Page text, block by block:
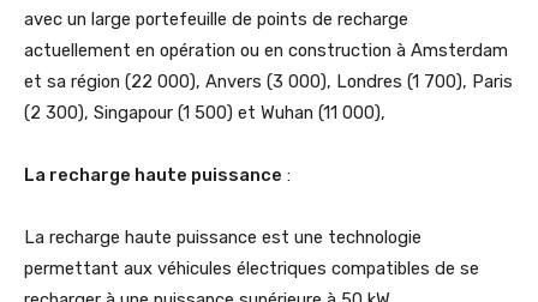
avec un large portefeuille de points de recharge
actuellement en opération ou en construction à Amsterdam
et sa région (22 000), Anvers (3 000), Londres (1 700), Paris
(2 300), Singapour (1 500) et Wuhan (11 000),
La recharge haute puissance :
La recharge haute puissance est une technologie
permettant aux véhicules électriques compatibles de se